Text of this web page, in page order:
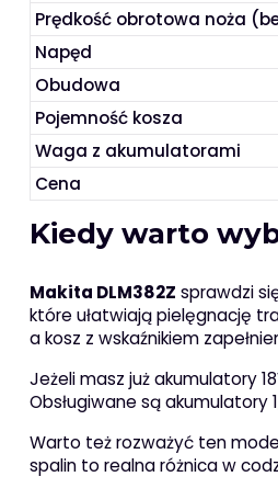
Prędkość obrotowa noża
Napęd
Obudowa
Pojemność kosza
Waga z akumulatorami
Cena
Kiedy warto
Makita DLM382Z sprawdzi
które ułatwiają pielęgnację
a kosz z wskaźnikiem
Jeżeli masz już akumulatory
Obsługiwane są
Warto też rozważyć ten
spalin to realna różnica w